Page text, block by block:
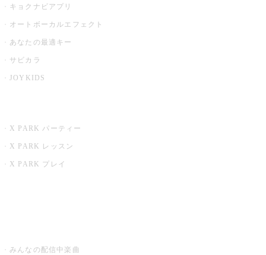
キョクナビアプリ
オートボーカルエフェクト
あなたの最適キー
サビカラ
JOYKIDS
X PARK パーティー
X PARK レッスン
X PARK プレイ
みんなの配信中楽曲